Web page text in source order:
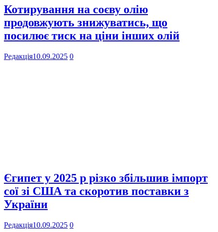
Котирування на соєву олію
продовжують знижуватись, що
посилює тиск на ціни інших олій
Редакція10.09.2025 0
Єгипет у 2025 р різко збільшив імпорт
сої зі США та скоротив поставки з
України
Редакція10.09.2025 0